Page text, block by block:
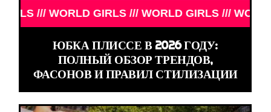
WORLD GIRLS /// WORLD GIRLS /// WORLD
ЮБКА ПЛИССЕ В 2026 ГОДУ:
ПОЛНЫЙ ОБЗОР ТРЕНДОВ,
ФАСОНОВ И ПРАВИЛ СТИЛИЗАЦИИ